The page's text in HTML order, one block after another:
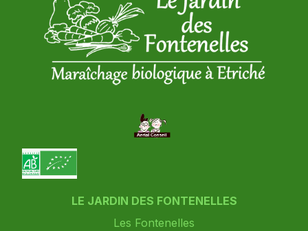
LE JARDIN DES FONTENELLES
Les Fontenelles